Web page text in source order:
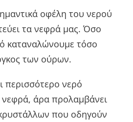
οφέλη του νερού
τα νεφρά μας. Όσο
καταναλώνουμε τόσο
των ούρων.
περισσότερο νερό
νεφρά, άρα προλαμβάνει
που οδηγούν